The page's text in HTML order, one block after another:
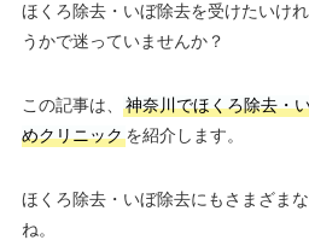
ほくろ除去・いぼ除去を受けたいけ
うかで迷っていませんか？
この記事は、
神奈川でほくろ除去・
めクリニックを紹介します。
ほくろ除去・いぼ除去にもさまざま
ね。